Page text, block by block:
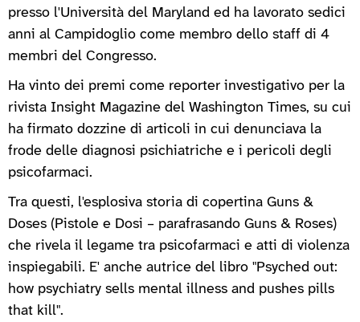
presso l'Università del Maryland ed ha lavorato sedici
anni al Campidoglio come membro dello staff di 4
membri del Congresso.
Ha vinto dei premi come reporter investigativo per la
rivista Insight Magazine del Washington Times, su cui
ha firmato dozzine di articoli in cui denunciava la
frode delle diagnosi psichiatriche e i pericoli degli
psicofarmaci.
Tra questi, l'esplosiva storia di copertina Guns &
Doses (Pistole e Dosi – parafrasando Guns & Roses)
che rivela il legame tra psicofarmaci e atti di violenza
inspiegabili. E' anche autrice del libro "Psyched out:
how psychiatry sells mental illness and pushes pills
that kill".